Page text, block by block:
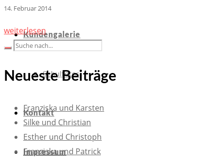
Kundengalerie
Schulfotos
Kontakt
Impressum
14. Februar 2014
weiterlesen
Neueste Beiträge
Franziska und Karsten
Silke und Christian
Esther und Christoph
Franziska und Patrick